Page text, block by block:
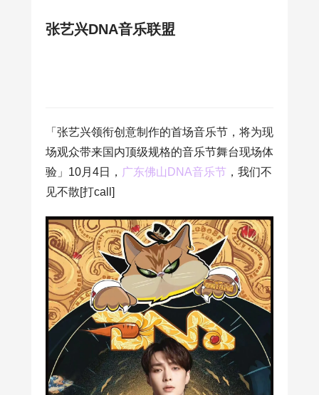
张艺兴DNA音乐联盟
「张艺兴领衔创意制作的首场音乐节，将为现
场观众带来国内顶级规格的音乐节舞台现场体
验」10月4日， 广东佛山DNA音乐节 ，我们不
见不散[打call]